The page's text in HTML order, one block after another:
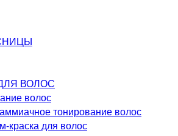
ВОЛОС
волос
тонирование волос
краска для волос